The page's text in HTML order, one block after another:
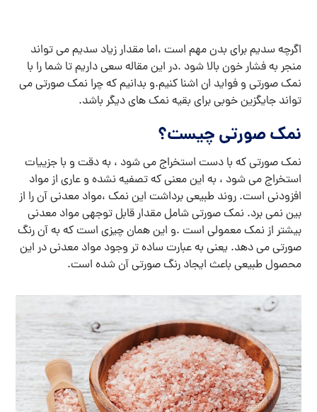
اگرچه سدیم برای بدن مهم است ،اما مقدار زیاد سدیم می تواند
منجر به فشار خون بالا شود .در این مقاله سعی داریم تا شما را با
نمک صورتی و فواید ان اشنا کنیم.و بدانیم که چرا نمک صورتی می
تواند جایگزین خوبی برای بقیه نمک های دیگر باشد.
نمک صورتی چیست؟
نمک صورتی که با دست استخراج می شود ، به دقت و با جزییات
استخراج می شود ، به این معنی که تصفیه نشده و عاری از مواد
افزودنی است. روند طبیعی برداشت این نمک ،مواد معدنی آن را از
بین نمی برد. نمک صورتی شامل مقدار قابل توجهی مواد معدنی
بیشتر از نمک معمولی است .و این همان چیزی است که به آن رنگ
صورتی می دهد. یعنی به عبارت ساده تر وجود مواد معدنی در این
محصول طبیعی باعث ایجاد رنگ صورتی آن شده است.